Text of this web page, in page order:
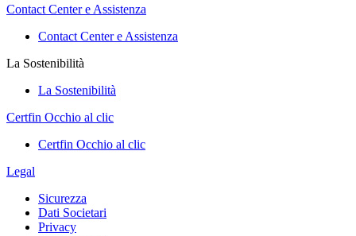
Contact Center e Assistenza
Contact Center e Assistenza
La Sostenibilità
La Sostenibilità
Certfin Occhio al clic
Certfin Occhio al clic
Legal
Sicurezza
Dati Societari
Privacy